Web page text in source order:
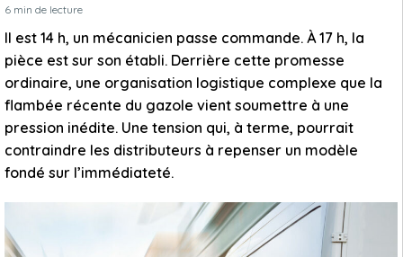
6 min de lecture
Il est 14 h, un mécanicien passe commande. À 17 h, la
pièce est sur son établi. Derrière cette promesse
ordinaire, une organisation logistique complexe que la
flambée récente du gazole vient soumettre à une
pression inédite. Une tension qui, à terme, pourrait
contraindre les distributeurs à repenser un modèle
fondé sur l’immédiateté.